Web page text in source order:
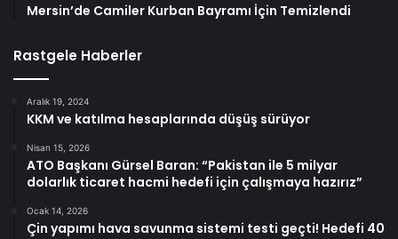
Mersin’de Camiler Kurban Bayramı İçin Temizlendi
Rastgele Haberler
Aralık 19, 2024
KKM ve katılma hesaplarında düşüş sürüyor
Nisan 15, 2026
ATO Başkanı Gürsel Baran: “Pakistan ile 5 milyar
dolarlık ticaret hacmi hedefi için çalışmaya hazırız”
Ocak 14, 2026
Çin yapımı hava savunma sistemi testi geçti! Hedefi 40